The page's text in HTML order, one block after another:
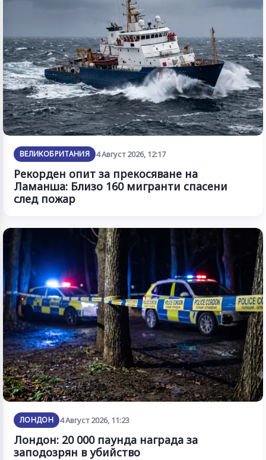
ВЕЛИКОБРИТАНИЯ 4 Август 2026, 12:17
Рекорден опит за прекосяване на
Ламанша: Близо 160 мигранти спасени
след пожар
ЛОНДОН 4 Август 2026, 11:23
Лондон: 20 000 паунда награда за
заподозрян в убийство